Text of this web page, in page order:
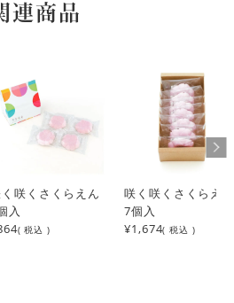
連商品
咲くさくらえん
入
( 税込 )
咲く咲くさくらえ
7個入
¥1,674( 税込 )